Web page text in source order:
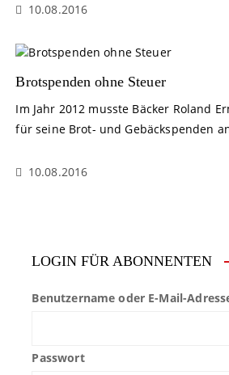
10.08.2016
Brotspenden ohne Steuer
Im Jahr 2012 musste Bäcker Roland
für seine Brot- und Gebäckspenden
10.08.2016
LOGIN FÜR ABONNENTEN
Benutzername oder E-Mail-
Passwort